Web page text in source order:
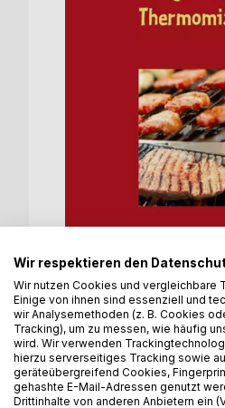
BESCHREIBUNG
Hurra, der Sommer
Wir respektieren den
Wir nutzen Cookies und vergleichbare
Einige von ihnen sind essenziell und
wir Analysemethoden (z. B. Cookies
Tracking), um zu messen, wie häufig
wird. Wir verwenden
hierzu serverseitiges Tracking sowie
geräteübergreifend Cookies,
gehashte E-Mail-Adressen genutzt
Drittinhalte von anderen Anbietern ein